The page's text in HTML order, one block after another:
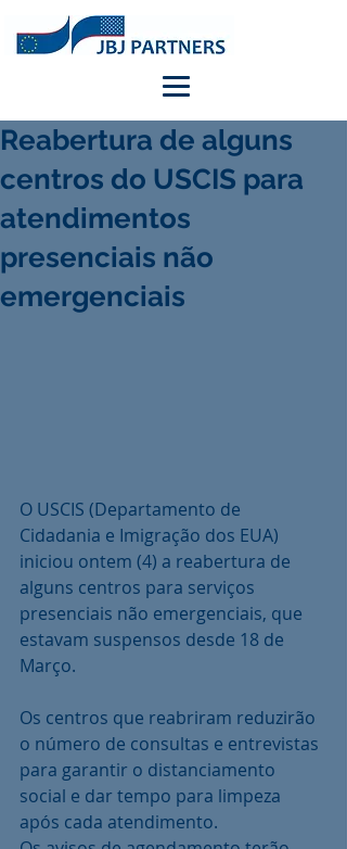
Reabertura de alguns
centros do USCIS para
atendimentos
presenciais não
emergenciais
O USCIS (Departamento de
Cidadania e Imigração dos EUA)
iniciou ontem (4) a reabertura de
alguns centros para serviços
presenciais não emergenciais, que
estavam suspensos desde 18 de
Março.
Os centros que reabriram reduzirão
o número de consultas e entrevistas
para garantir o distanciamento
social e dar tempo para limpeza
após cada atendimento.